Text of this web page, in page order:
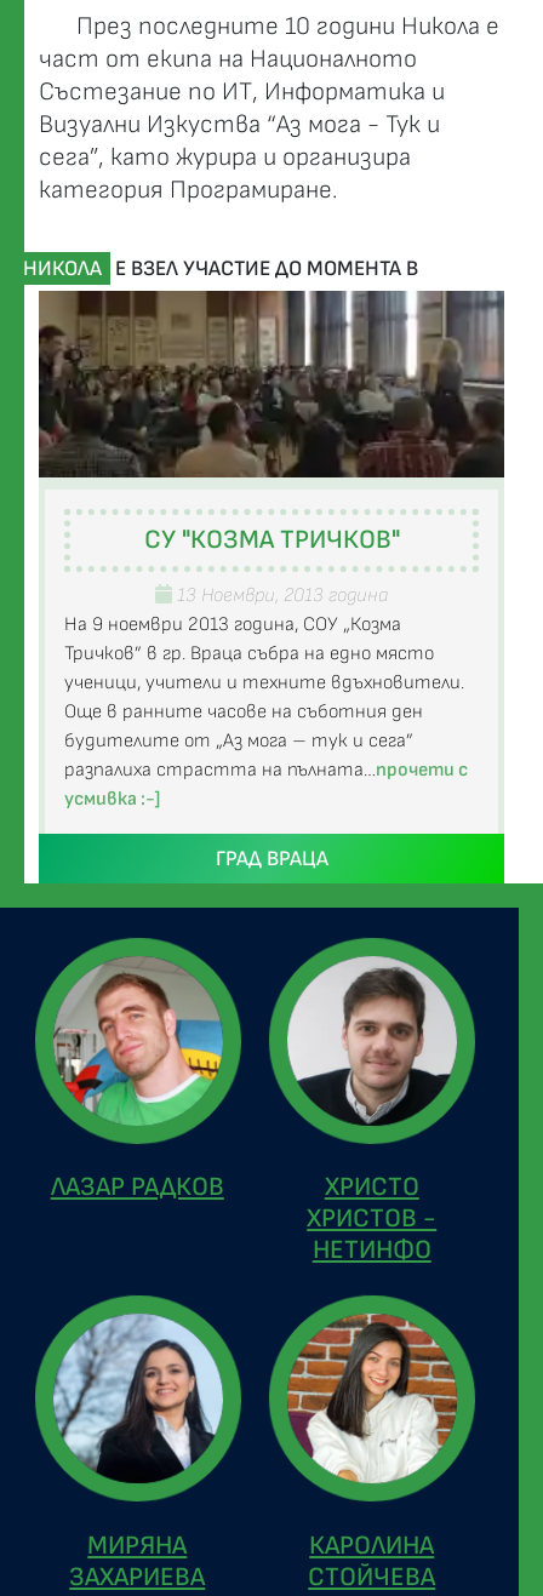
През последните 10 години Никола е
част от екипа на Националното
Състезание по ИТ, Информатика и
Визуални Изкуства “Аз мога - Тук и
сега”, като журира и организира
категория Програмиране.
НИКОЛА Е ВЗЕЛ УЧАСТИЕ ДО МОМЕНТА В
СУ "КОЗМА ТРИЧКОВ"
13 Ноември, 2013 година
На 9 ноември 2013 година, СОУ „Козма
Тричков” в гр. Враца събра на едно място
ученици, учители и техните вдъхновители.
Още в ранните часове на съботния ден
будителите от „Аз мога – тук и сега”
разпалиха страстта на пълната…прочети с
усмивка :-]
ГРАД ВРАЦА
ЛАЗАР РАДКОВ
ХРИСТО
ХРИСТОВ -
НЕТИНФО
МИРЯНА
ЗАХАРИЕВА
КАРОЛИНА
СТОЙЧЕВА